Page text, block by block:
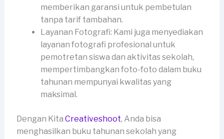
memberikan garansi untuk pembetulan
tanpa tarif tambahan.
Layanan Fotografi: Kami juga menyediakan
layanan fotografi profesional untuk
pemotretan siswa dan aktivitas sekolah,
mempertimbangkan foto-foto dalam buku
tahunan mempunyai kwalitas yang
maksimal.
Dengan Kita Creativeshoot, Anda bisa
menghasilkan buku tahunan sekolah yang